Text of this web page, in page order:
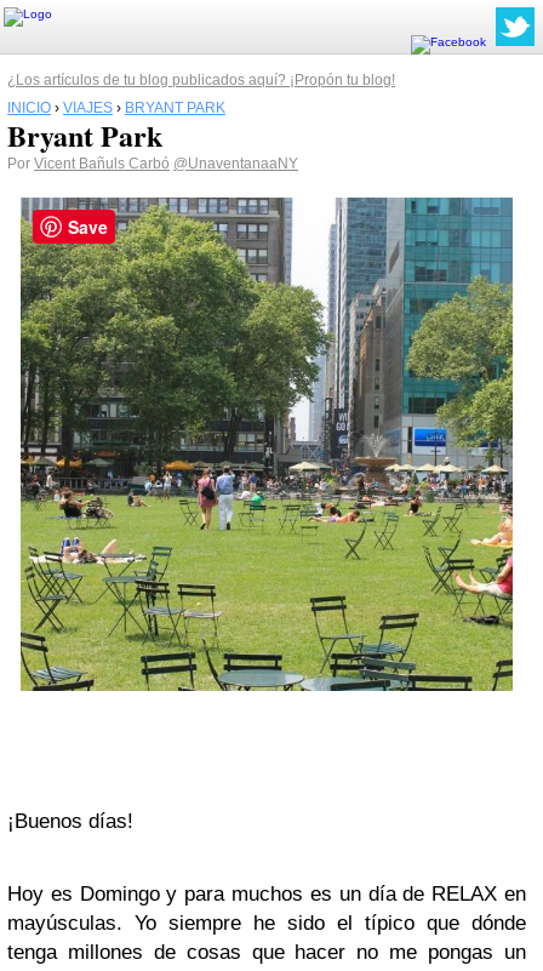
¿Los artículos de tu blog publicados aquí? ¡Propón tu blog!
INICIO › VIAJES › BRYANT PARK
Bryant Park
Por Vicent Bañuls Carbó @UnaventanaaNY
¡Buenos días!
Hoy es Domingo y para muchos es un día de RELAX en
mayúsculas. Yo siempre he sido el típico que dónde
tenga millones de cosas que hacer no me pongas un
Save